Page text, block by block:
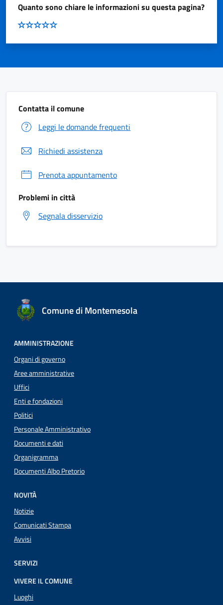
Quanto sono chiare le informazioni su questa pagina?
Contatta il comune
Leggi le domande frequenti
Richiedi assistenza
Prenota appuntamento
Problemi in città
Segnala disservizio
Comune di Montemesola
AMMINISTRAZIONE
Organi di governo
Aree amministrative
Uffici
Enti e fondazioni
Politici
Personale Amministrativo
Documenti e dati
Organigramma
Documenti Albo Pretorio
NOVITÀ
Notizie
Comunicati Stampa
Avvisi
SERVIZI
VIVERE IL COMUNE
Luoghi